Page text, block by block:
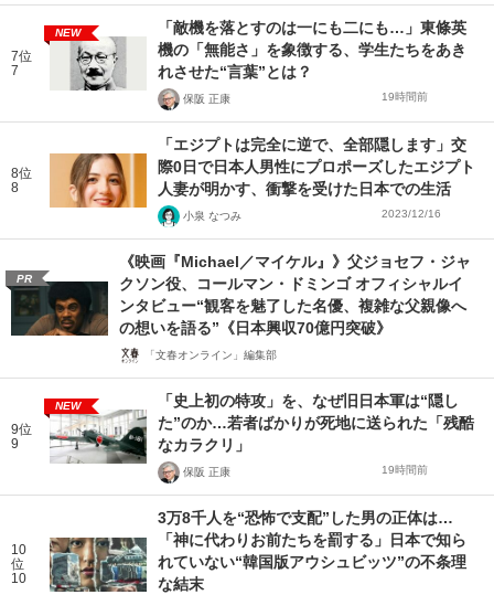
7位
7
NEW
「敵機を落とすのは一にも二にも…」東條英
機の「無能さ」を象徴する、学生たちをあき
れさせた“言葉”とは？
保阪 正康 19時間前
8位
8
「エジプトは完全に逆で、全部隠します」交
際0日で日本人男性にプロポーズしたエジプト
人妻が明かす、衝撃を受けた日本での生活
小泉 なつみ 2023/12/16
PR
《映画『Michael／マイケル』》父ジョセフ・ジャ
クソン役、コールマン・ドミンゴ オフィシャルイ
ンタビュー“観客を魅了した名優、複雑な父親像へ
の想いを語る”《日本興収70億円突破》
「文春オンライン」編集部
9位
9
NEW
「史上初の特攻」を、なぜ旧日本軍は“隠し
た”のか…若者ばかりが死地に送られた「残酷
なカラクリ」
保阪 正康 19時間前
10
位
10
3万8千人を“恐怖で支配”した男の正体は…
「神に代わりお前たちを罰する」日本で知ら
れていない“韓国版アウシュビッツ”の不条理
な結末